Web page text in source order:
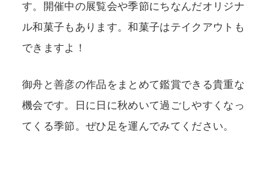
す。開催中の展覧会や季節にちなんだオリジナ
ル和菓子もあります。和菓子はテイクアウトも
できますよ！
御舟と善彦の作品をまとめて鑑賞できる貴重な
機会です。日に日に秋めいて過ごしやすくなっ
てくる季節。ぜひ足を運んでみてください。